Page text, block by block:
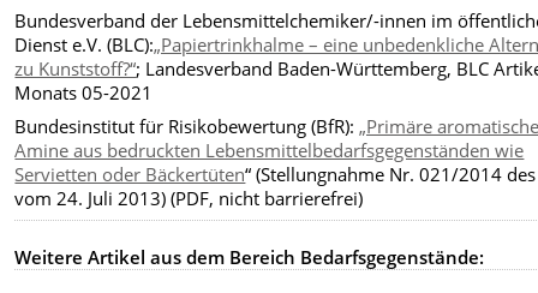
Bundesverband der Lebensmittelchemiker/-innen im
Dienst e.V. (BLC):„Papiertrinkhalme – eine unbedenkliche
zu Kunststoff?“; Landesverband Baden-Württemberg, BLC
Monats 05-2021
Bundesinstitut für Risikobewertung (BfR):„Primäre
Amine aus bedruckten Lebensmittelbedarfsgegenständen wie
Servietten oder Bäckertüten“ (Stellungnahme Nr. 021/2014
vom 24. Juli 2013) (PDF, nicht barrierefrei)
Weitere Artikel aus dem Bereich Bedarfsgegenstände: